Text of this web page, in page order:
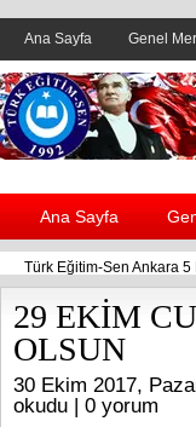
Ana Sayfa Genel
Ana Sayfa
Türk Eğitim-Sen Ankara 5
29 EKİM
OLSUN
30 Ekim 2017,
okudu | 0 yorum